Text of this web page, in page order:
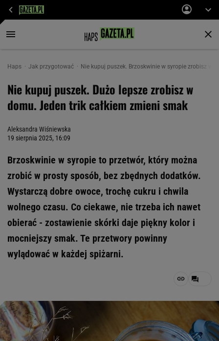
Haps Jak przygotować Nie kupuj puszek. Brzoskwinie w syropie zrobisz w
Nie kupuj puszek. Dużo lepsze zrobisz w
domu. Jeden trik całkiem zmieni smak
Aleksandra Wiśniewska
19 sierpnia 2025, 16:09
Brzoskwinie w syropie to przetwór, który można
zrobić w prosty sposób, bez zbędnych dodatków.
Wystarczą dobre owoce, trochę cukru i chwila
wolnego czasu. Co ciekawe, nie trzeba ich nawet
obierać - zostawienie skórki daje piękny kolor i
mocniejszy smak. Te przetwory powinny
wylądować w każdej spiżarni.